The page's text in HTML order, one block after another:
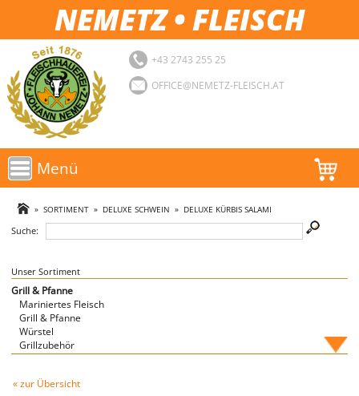
NEMETZ • FLEISCH
+43 2743 255 25
OFFICE@NEMETZ-FLEISCH.AT
Menü
AKTIONEN
SORTIMENT
LOGIN
FAVORITEN
» SORTIMENT» DELUXE SCHWEIN » DELUXE KÜRBIS SALAMI
Suche:
Unser Sortiment
Grill & Pfanne
Mariniertes Fleisch
Grill & Pfanne
Würstel
Grillzubehör
Fische
Fleischwaren
« zur Übersicht